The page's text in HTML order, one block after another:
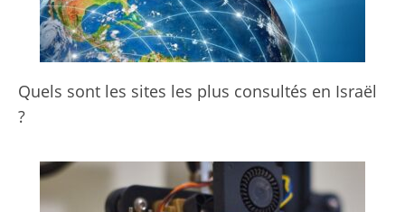
Quels sont les sites les plus consultés en Israël
?